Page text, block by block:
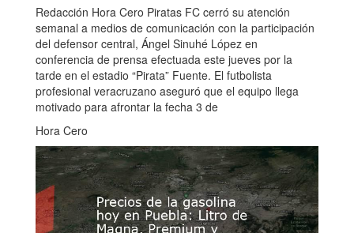
Redacción Hora Cero Piratas FC cerró su atención
semanal a medios de comunicación con la participación
del defensor central, Ángel Sinuhé López en
conferencia de prensa efectuada este jueves por la
tarde en el estadio “Pirata” Fuente. El futbolista
profesional veracruzano aseguró que el equipo llega
motivado para afrontar la fecha 3 de
Hora Cero